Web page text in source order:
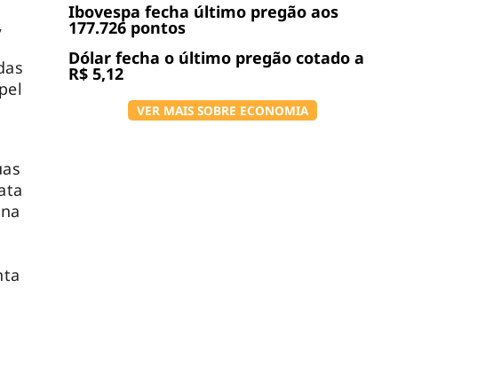
Ibovespa fecha último pregão aos
177.726 pontos
Dólar fecha o último pregão cotado a
R$ 5,12
VER MAIS SOBRE ECONOMIA